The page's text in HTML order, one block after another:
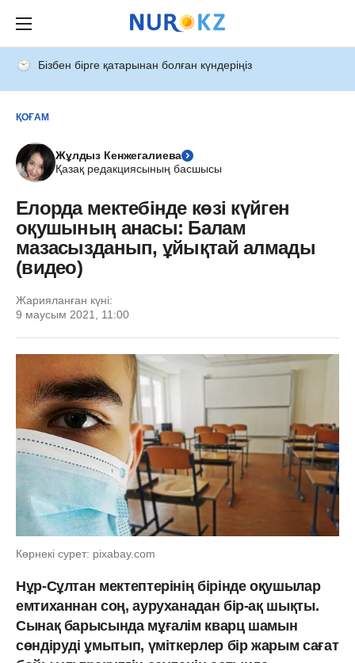
Бізбен бірге қатарынан болған күндеріңіз
ҚОҒАМ
Жұлдыз Кенжегалиева
Қазақ редакциясының басшысы
Елорда мектебінде көзі күйген
оқушының анасы: Балам
мазасызданып, ұйықтай алмады
(видео)
Жарияланған күні:
9 маусым 2021, 11:00
Көрнекі сурет: pixabay.com
Нұр-Сұлтан мектептерінің бірінде оқушылар
емтиханнан соң, ауруханадан бір-ақ шықты.
Сынақ барысында мұғалім кварц шамын
сөндіруді ұмытып, үміткерлер бір жарым сағат